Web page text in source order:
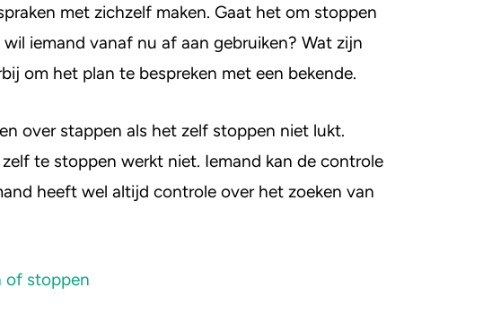
met zichzelf maken. Gaat het om stoppen
iemand vanaf nu af aan gebruiken? Wat zijn
om het plan te bespreken met een bekende.
over stappen als het zelf stoppen niet lukt.
te stoppen werkt niet. Iemand kan de controle
heeft wel altijd controle over het zoeken van
of stoppen